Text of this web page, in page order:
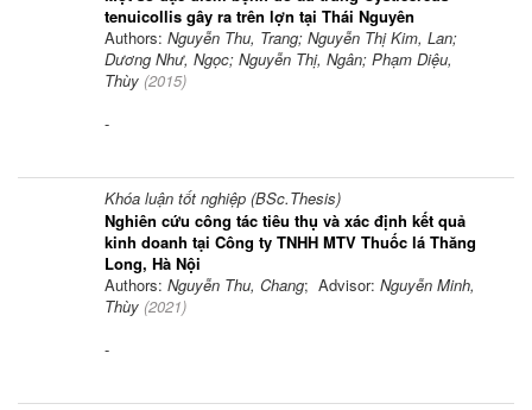
tenuicollis gây ra trên lợn tại Thái Nguyên
Authors: Nguyễn Thu, Trang; Nguyễn Thị Kim, Lan;
Dương Như, Ngọc; Nguyễn Thị, Ngân; Phạm Diệu,
Thùy (2015)
-
Khóa luận tốt nghiệp (BSc.Thesis)
Nghiên cứu công tác tiêu thụ và xác định kết quả
kinh doanh tại Công ty TNHH MTV Thuốc lá Thăng
Long, Hà Nội
Authors: Nguyễn Thu, Chang; Advisor: Nguyễn Minh,
Thùy (2021)
-